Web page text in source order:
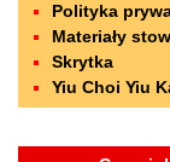
Polityka
Materiały
Skrytka
Yiu Choi Yiu